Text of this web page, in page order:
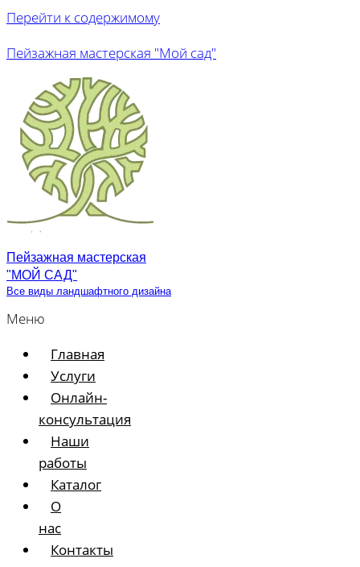
Перейти к содержимому
Пейзажная мастерская "Мой сад"
Пейзажная мастерская
"МОЙ САД"
Все виды ландшафтного дизайна
Меню
Главная
Услуги
Онлайн-
консультация
Наши
работы
Каталог
О
нас
Контакты